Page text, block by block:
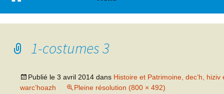
1-costumes 3
Publié le 3 avril 2014 dans Histoire et Patrimoine, dec’h, hiziv
warc’hoazh
Pleine résolution (800 × 492)